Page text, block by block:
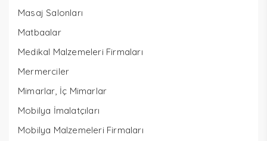
Masaj Salonları
Matbaalar
Medikal Malzemeleri Firmaları
Mermerciler
Mimarlar, İç Mimarlar
Mobilya İmalatçıları
Mobilya Malzemeleri Firmaları